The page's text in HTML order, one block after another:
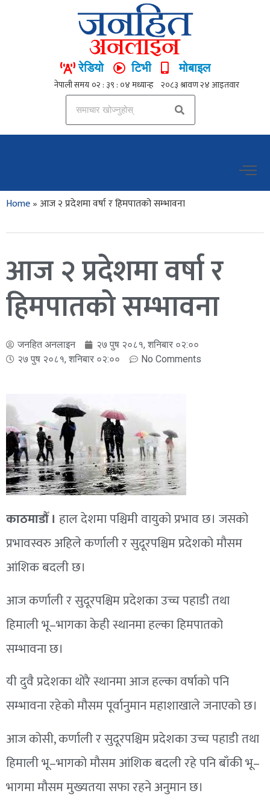
रेडियो टिभी मोबाइल
Home» आज २ प्रदेशमा वर्षा र हिमपातको सम्भावना
आज २ प्रदेशमा वर्षा र
हिमपातको सम्भावना
जनहित अनलाइन
२७ पुष २०८१, शनिबार ०२:००
२७ पुष २०८१, शनिबार ०२:००
No Comments
काठमाडौँ । हाल देशमा पश्चिमी वायुको प्रभाव छ। जसको
प्रभावस्वरु अहिले कर्णाली र सुदूरपश्चिम प्रदेशको मौसम
आंशिक बदली छ।
आज कर्णाली र सुदूरपश्चिम प्रदेशका उच्च पहाडी तथा
हिमाली भू–भागका केही स्थानमा हल्का हिमपातको
सम्भावना छ।
यी दुवै प्रदेशका थोरै स्थानमा आज हल्का वर्षाको पनि
सम्भावना रहेको मौसम पूर्वानुमान महाशाखाले जनाएको छ।
आज कोसी, कर्णाली र सुदूरपश्चिम प्रदेशका उच्च पहाडी तथा
हिमाली भू–भागको मौसम आंशिक बदली रहे पनि बाँकी भू–
भागमा मौसम मुख्यतया सफा रहने अनुमान छ।